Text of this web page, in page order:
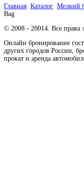
Главная Каталог Мелкий
Bag
© 2008 - 20014. Все права
Онлайн бронирование
других городов России,
прокат и аренда